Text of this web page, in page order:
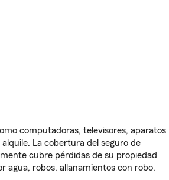
computadoras, televisores, aparatos
La cobertura del seguro de
cubre pérdidas de su propiedad
agua, robos, allanamientos con robo,